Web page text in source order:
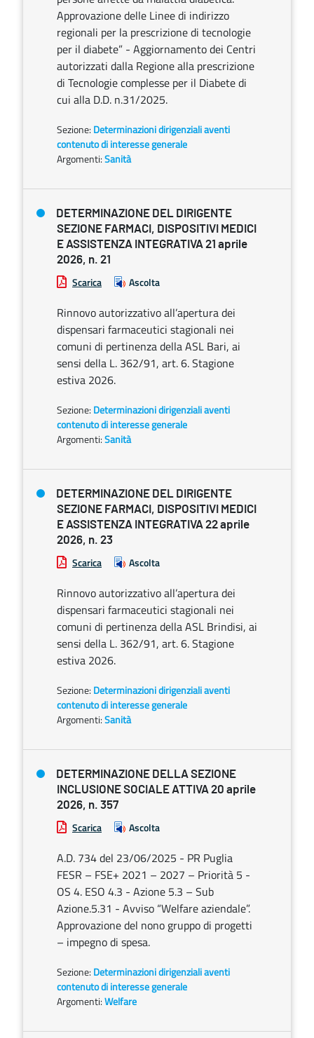
Approvazione delle Linee di indirizzo
regionali per la prescrizione di tecnologie
per il diabete” - Aggiornamento dei Centri
autorizzati dalla Regione alla prescrizione
di Tecnologie complesse per il Diabete di
cui alla D.D. n.31/2025.
Sezione: Determinazioni dirigenziali aventi
contenuto di interesse generale
Argomenti:Sanità
DETERMINAZIONE DEL DIRIGENTE
SEZIONE FARMACI, DISPOSITIVI MEDICI
E ASSISTENZA INTEGRATIVA 21 aprile
2026, n. 21
Scarica Ascolta
Rinnovo autorizzativo all’apertura dei
dispensari farmaceutici stagionali nei
comuni di pertinenza della ASL Bari, ai
sensi della L. 362/91, art. 6. Stagione
estiva 2026.
Sezione: Determinazioni dirigenziali aventi
contenuto di interesse generale
Argomenti:Sanità
DETERMINAZIONE DEL DIRIGENTE
SEZIONE FARMACI, DISPOSITIVI MEDICI
E ASSISTENZA INTEGRATIVA 22 aprile
2026, n. 23
Scarica Ascolta
Rinnovo autorizzativo all’apertura dei
dispensari farmaceutici stagionali nei
comuni di pertinenza della ASL Brindisi, ai
sensi della L. 362/91, art. 6. Stagione
estiva 2026.
Sezione: Determinazioni dirigenziali aventi
contenuto di interesse generale
Argomenti:Sanità
DETERMINAZIONE DELLA SEZIONE
INCLUSIONE SOCIALE ATTIVA 20 aprile
2026, n. 357
Scarica Ascolta
A.D. 734 del 23/06/2025 - PR Puglia
FESR – FSE+ 2021 – 2027 – Priorità 5 -
OS 4. ESO 4.3 - Azione 5.3 – Sub
Azione.5.31 - Avviso “Welfare aziendale”.
Approvazione del nono gruppo di progetti
– impegno di spesa.
Sezione: Determinazioni dirigenziali aventi
contenuto di interesse generale
Argomenti:Welfare